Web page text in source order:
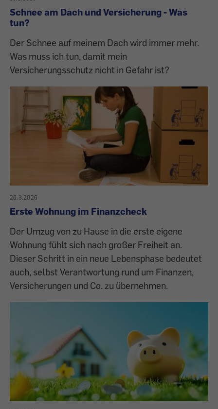
Schnee am Dach und Versicherung - Was
tun?
Der Schnee auf meinem Dach wird immer mehr.
Was muss ich tun, damit mein
Versicherungsschutz nicht in Gefahr ist?
26.3.2026
Erste Wohnung im Finanzcheck
Der Umzug von zu Hause in die erste eigene
Wohnung fühlt sich nach großer Freiheit an.
Dieser Schritt in ein neue Lebensphase bedeutet
auch, selbst Verantwortung rund um Finanzen,
Versicherungen und Co. zu übernehmen.